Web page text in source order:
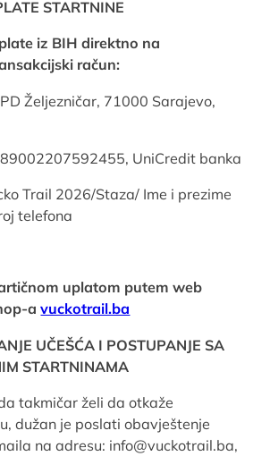
STARTNINE
iz BIH direktno na
račun:
Željezničar, 71000 Sarajevo,
UniCredit banka
Trail 2026/Staza/ Ime i prezime
telefona
uplatom putem web
avuckotrail.ba
UČEŠĆA I POSTUPANJE SA
STARTNINAMA
takmičar želi da otkaže
dužan je poslati obavještenje
na adresu: info@vuckotrail.ba,